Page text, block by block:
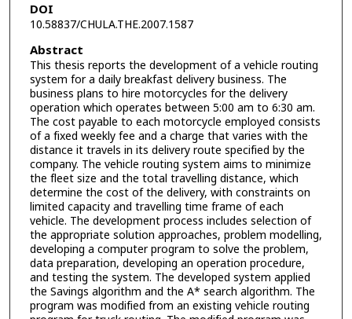
DOI
10.58837/CHULA.THE.2007.1587
Abstract
This thesis reports the development of a vehicle routing
system for a daily breakfast delivery business. The
business plans to hire motorcycles for the delivery
operation which operates between 5:00 am to 6:30 am.
The cost payable to each motorcycle employed consists
of a fixed weekly fee and a charge that varies with the
distance it travels in its delivery route specified by the
company. The vehicle routing system aims to minimize
the fleet size and the total travelling distance, which
determine the cost of the delivery, with constraints on
limited capacity and travelling time frame of each
vehicle. The development process includes selection of
the appropriate solution approaches, problem modelling,
developing a computer program to solve the problem,
data preparation, developing an operation procedure,
and testing the system. The developed system applied
the Savings algorithm and the A* search algorithm. The
program was modified from an existing vehicle routing